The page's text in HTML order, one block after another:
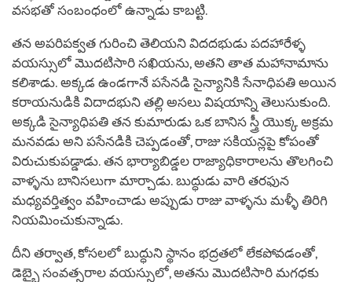
వసభతో సంబంధంలో ఉన్నాడు కాబట్టి.
తన అపరిపక్వత గురించి తెలియని విదదభుడు పదహారేళ్ళ
వయస్సులో మొదటిసారి సఖియను, అతని తాత మహానామాను
కలిశాడు. అక్కడ ఉండగానే పసేనడి సైన్యానికి సేనాధిపతి అయిన
కరాయనుడికి విదాదభుని తల్లి అసలు విషయాన్ని తెలుసుకుంది.
అక్కడి సైన్యాధిపతి తన కుమారుడు ఒక బానిస స్త్రీ యొక్క అక్రమ
మనవడు అని పసేనడికి చెప్పడంతో, రాజు సకియన్లపై కోపంతో
విరుచుకుపడ్డాడు. తన భార్యాబిడ్డల రాజ్యాధికారాలను తొలగించి
వాళ్ళను బానిసలుగా మార్చాడు. బుద్ధుడు వారి తరఫున
మధ్యవర్తిత్వం వహించాడు అప్పుడు రాజు వాళ్ళను మళ్ళీ తిరిగి
నియమించుకున్నాడు.
దీని తర్వాత, కోసలలో బుద్ధుని స్థానం భద్రతలో లేకపోవడంతో,
డెబ్బై సంవత్సరాల వయస్సులో, అతను మొదటిసారి మగధకు